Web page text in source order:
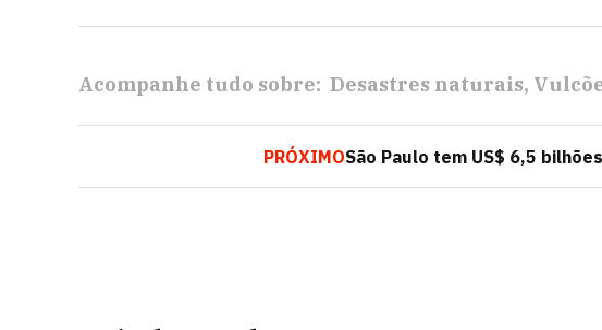
Acompanhe tudo sobre: Desastres naturais
PRÓXIMOSão Paulo tem US$ 6,5